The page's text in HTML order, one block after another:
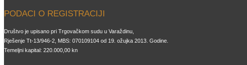
PODACI O REGISTRACIJI
Društvo je upisano pri Trgovačkom sudu u Varaždinu,
Rješenje Tt-13/946-2, MBS: 070109104 od 19. ožujka 2013. Godine.
Temeljni kapital: 220.000,00 kn